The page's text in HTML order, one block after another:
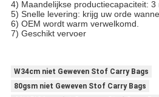
4) Maandelijkse productiecapaciteit: 3
5) Snelle levering: krijg uw orde
6) OEM wordt warm verwelkomd.
7) Geschikt vervoer
W34cm niet Geweven Stof Carry Bags
80gsm niet Geweven Stof Carry Bags